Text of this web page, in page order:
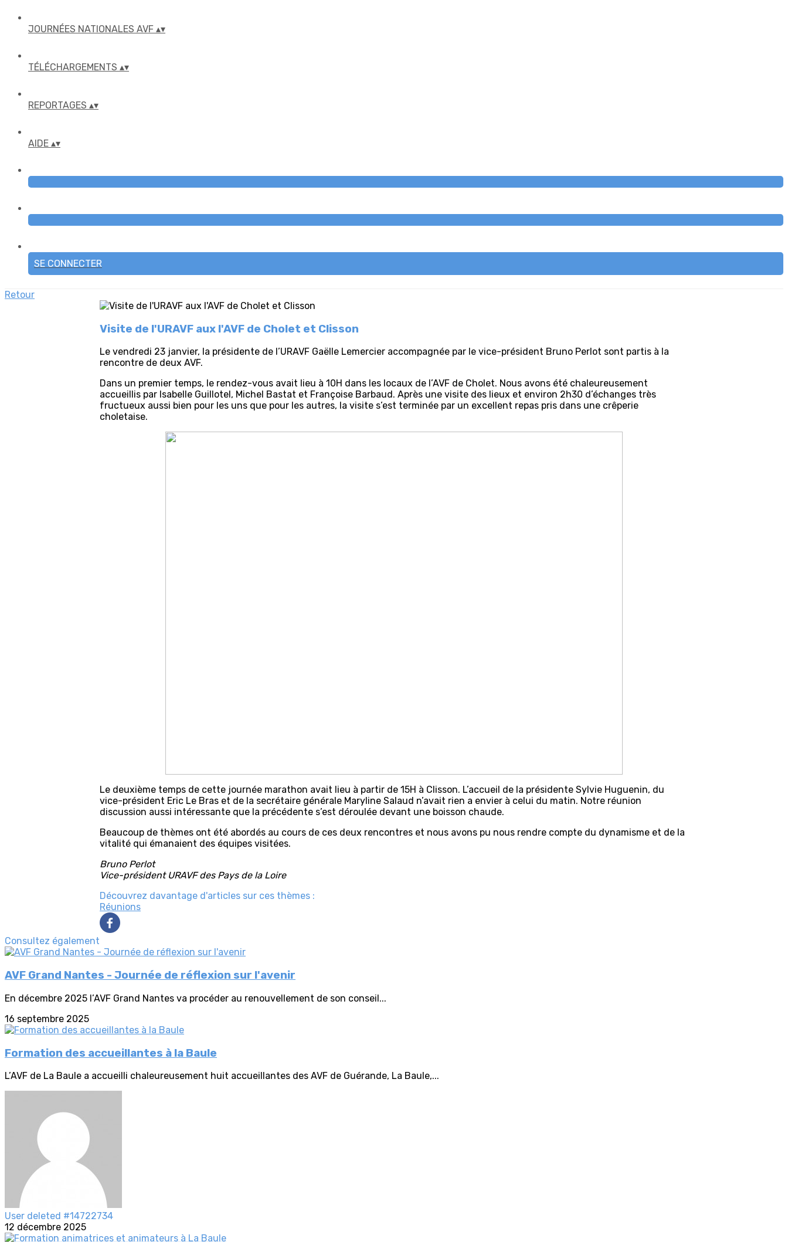
JOURNÉES NATIONALES AVF ▴▾
TÉLÉCHARGEMENTS ▴▾
REPORTAGES ▴▾
AIDE ▴▾
SE CONNECTER
Retour
Visite de l'URAVF aux l'AVF de Cholet et Clisson
Le vendredi 23 janvier, la présidente de l’URAVF Gaëlle Lemercier accompagnée par le vice-président Bruno Perlot sont partis à la
rencontre de deux AVF.
Dans un premier temps, le rendez-vous avait lieu à 10H dans les locaux de l’AVF de Cholet. Nous avons été chaleureusement
accueillis par Isabelle Guillotel, Michel Bastat et Françoise Barbaud. Après une visite des lieux et environ 2h30 d’échanges très
fructueux aussi bien pour les uns que pour les autres, la visite s’est terminée par un excellent repas pris dans une crêperie
choletaise.
Le deuxième temps de cette journée marathon avait lieu à partir de 15H à Clisson. L’accueil de la présidente Sylvie Huguenin, du
vice-président Eric Le Bras et de la secrétaire générale Maryline Salaud n’avait rien a envier à celui du matin. Notre réunion
discussion aussi intéressante que la précédente s’est déroulée devant une boisson chaude.
Beaucoup de thèmes ont été abordés au cours de ces deux rencontres et nous avons pu nous rendre compte du dynamisme et de la
vitalité qui émanaient des équipes visitées.
Bruno Perlot
Vice-président URAVF des Pays de la Loire
Découvrez davantage d'articles sur ces thèmes :
Réunions
Consultez également
AVF Grand Nantes - Journée de réflexion sur l'avenir
En décembre 2025 l’AVF Grand Nantes va procéder au renouvellement de son conseil...
16 septembre 2025
Formation des accueillantes à la Baule
L’AVF de La Baule a accueilli chaleureusement huit accueillantes des AVF de Guérande, La Baule,...
User deleted #14722734
12 décembre 2025